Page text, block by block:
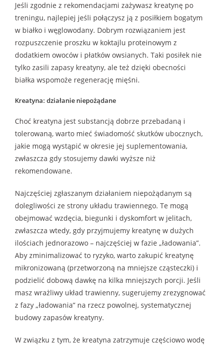
Jeśli zgodnie z rekomendacjami zażywasz kreatynę po
treningu, najlepiej jeśli połączysz ją z posiłkiem bogatym
w białko i węglowodany. Dobrym rozwiązaniem jest
rozpuszczenie proszku w koktajlu proteinowym z
dodatkiem owoców i płatków owsianych. Taki posiłek nie
tylko zasili zapasy kreatyny, ale też dzięki obecności
białka wspomoże regenerację mięśni.
Kreatyna: działanie niepożądane
Choć kreatyna jest substancją dobrze przebadaną i
tolerowaną, warto mieć świadomość skutków ubocznych,
jakie mogą wystąpić w okresie jej suplementowania,
zwłaszcza gdy stosujemy dawki wyższe niż
rekomendowane.
Najczęściej zgłaszanym działaniem niepożądanym są
dolegliwości ze strony układu trawiennego. Te mogą
obejmować wzdęcia, biegunki i dyskomfort w jelitach,
zwłaszcza wtedy, gdy przyjmujemy kreatynę w dużych
ilościach jednorazowo – najczęściej w fazie „ładowania”.
Aby zminimalizować to ryzyko, warto zakupić kreatynę
mikronizowaną (przetworzoną na mniejsze cząsteczki) i
podzielić dobową dawkę na kilka mniejszych porcji. Jeśli
masz wrażliwy układ trawienny, sugerujemy zrezygnować
z fazy „ładowania” na rzecz powolnej, systematycznej
budowy zapasów kreatyny.
W związku z tym, że kreatyna zatrzymuje częściowo wodę